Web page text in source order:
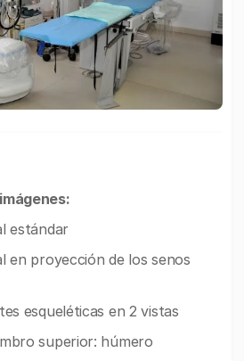
estándar
en proyección de los senos
esqueléticas en 2 vistas
superior: húmero